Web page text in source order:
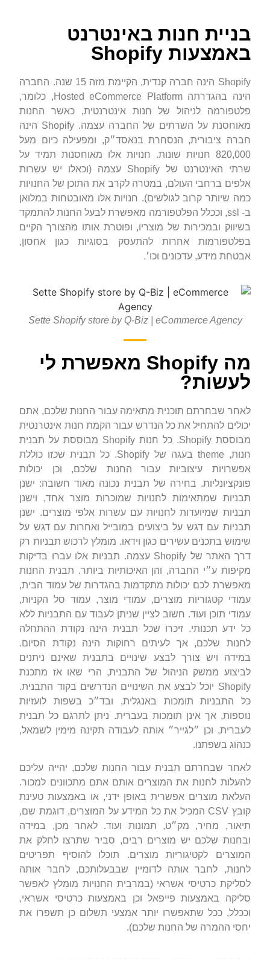
בניית חנות באינטרנט
באמצעות Shopify
Shopify הינה חברה קנדית, הקיימת מזה 15 שנה. החברה
הינה בהגדרתה Hosted eCommerce Platform, כלומר,
פלטפורמה לניהול של חנות אינטרנטית, כאשר החנות
מאוחסנת על השרתים של החברה עצמה. Shopify הינה
חברה ציבורית, הנסחרת בנאסד״ק, ומפעילה כיום מעל
820,000 חנויות שונות. חנויות אלו מאוחסנות תמיד על
שרתי האינטרנט של Shopify עצמה (וכאלו יש עשרות
אלפים ברחבי העולם, במטרה לקרב את התוכן של החנויות
כמה שיותר קרוב לגולשים). חנויות אלו מאובטחות במלואן
ב- ssl, וככלל הפלטפורמה מאפשרת לבעל החנות להתמקד
בשיווק ובמכירות של מוצריו, ופוטרת אותו מהצורך הקיים
בפלטפורמות אחרות להתעסק בסוגיות כגון אחסון,
אבטחת מידע, עדכונים וכו׳.
Sette Shopify store by Q-Biz | eCommerce Agency
מה Shopify מאפשרת לי
לעשות?
לאחר שבחרתם תוכנית מתאימה עבור החנות שלכם, אתם
יכולים להתחיל את כל הנדרש עבור הקמת חנות אינטרנטית
מבוססת Shopify. כל חנות Shopify מבוססת על תבנית
חנות, theme בעגה של Shopify. כל תבנית שכזו כוללת
אפשרויות עיצוביות עבור החנות שלכם, וכן יכולות
פונקציונליות. בחירה של תבנית נכונה מאוד חשובה: ישנן
תבניות שמתאימות לחנויות שמוכרות מוצר אחד, וישנן
תבניות שמיועדות לחנויות עם עשרות אלפי מוצרים. ישנן
תבניות עם דגש על ביצועים במובייל ואחרות עם דגש על
שימוש בתכנים עשירים כגון וידאו. מומלץ לרכוש תבניות רק
דרך האתר של Shopify עצמה. תבניות אלו עברו בדיקות
מקיפות ע״י החברה, והן האיכותיות ביותר. תבנית החנות
מאפשרת לכם יכולות מתקדמות בהגדרות של עמוד הבית,
עמודי קטגוריות מוצרים, עמודי מוצר, עמוד סל הקניות,
עמודי תוכן ועוד. חשוב לציין שניתן לעבוד עם התבניות ללא
כל ידע תכנותי. זיכרו שכל תבנית הינה נקודת ההתחלה
לחנות שלכם, אך לעיתים רחוקות הינה נקודת הסיום.
במידה ויש צורך לבצע שינויים בתבנית שאינם ניתנים
לביצוע ממשק הניהול של התבנית, הרי שאו אז מתכנת
Shopify יוכל לבצע את השינויים הנדרשים בקוד התבנית.
כל התבניות תומכות באנגלית, ובד״כ בשפות לועזיות
נוספות, אך אינן תומכות בעברית. ניתן לתרגם כל תבנית
לעברית, וכן ״לגייר״ אותה לעבודה תקינה מימין לשמאל,
כנהוג בשפתנו.
לאחר שבחרתם תבנית עבור החנות שלכם, יהייה עליכם
להעלות לחנות את המוצרים אותם אתם מתכוונים למכור.
העלאת מוצרים אפשרית באופן ידני, או באמצעות טעינת
קובץ CSV המכיל את כל המידע על המוצרים, דוגמת שם,
תיאור, מחיר, מק״ט, תמונות ועוד. לאחר מכן, במידה
ובחנות שלכם יש מוצרים רבים, סביר שתרצו לחלק את
המוצרים לקטיגוריות מוצרים. תוכלו להוסיף תפריטים
לחנות, לחבר אותה לדומיין שבבעלותכם, לחבר אותה
לסליקת כרטיסי אשראי (במרבית החנויות מומלץ לאפשר
סליקה באמצעות פייפאל וכן באמצעות כרטיסי אשראי,
וככלל, ככל שתאפשרו יותר אמצעי תשלום כן תשפרו את
יחסי ההמרה של החנות שלכם).